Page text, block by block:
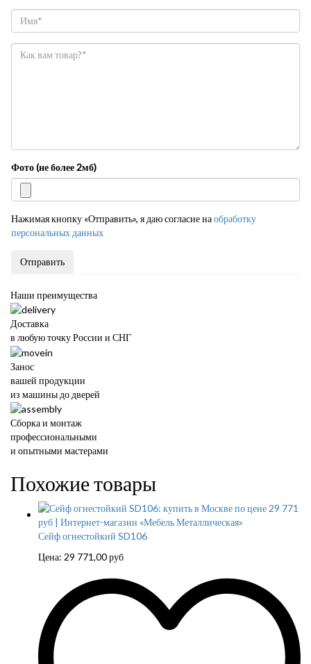
Фото (не более 2мб)
Нажимая кнопку «Отправить», я даю согласие наобработку
персональных данных
Отправить
Наши преимущества
Доставка
в любую точку России и СНГ
Занос
вашей продукции
из машины до дверей
Сборка и монтаж
профессиональными
и опытными мастерами
Похожие товары
Сейф огнестойкий SD106
Цена: 29 771,00руб